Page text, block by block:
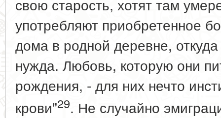
свою старость, хотят там
употребляют приобретенное
дома в родной деревне,
нужда. Любовь, которую они
рождения, - для них нечто
крови"29. Не случайно